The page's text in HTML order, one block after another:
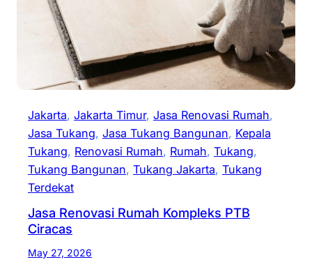
Jakarta, Jakarta Timur, Jasa Renovasi Rumah
Jasa Tukang, Jasa Tukang Bangunan, Kepala
Tukang, Renovasi Rumah, Rumah, Tukang
Tukang Bangunan, Tukang Jakarta, Tukang
Terdekat
Jasa Renovasi Rumah Kompleks PTB
Ciracas
May 27, 2026